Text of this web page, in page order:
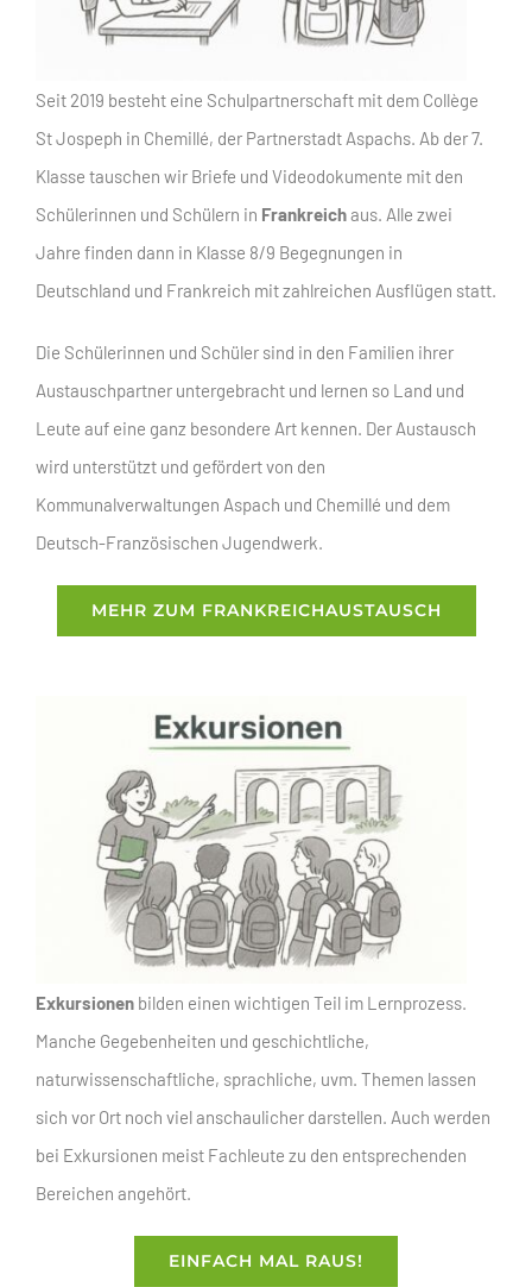
Seit 2019 besteht eine Schulpartnerschaft mit dem Collège
St Jospeph in Chemillé, der Partnerstadt Aspachs. Ab der 7.
Klasse tauschen wir Briefe und Videodokumente mit den
Schülerinnen und Schülern in Frankreichaus. Alle zwei
Jahre finden dann in Klasse 8/9 Begegnungen in
Deutschland und Frankreich mit zahlreichen Ausflügen statt.
Die Schülerinnen und Schüler sind in den Familien ihrer
Austauschpartner untergebracht und lernen so Land und
Leute auf eine ganz besondere Art kennen. Der Austausch
wird unterstützt und gefördert von den
Kommunalverwaltungen Aspach und Chemillé und dem
Deutsch-Französischen Jugendwerk.
MEHR ZUM FRANKREICHAUSTAUSCH
Exkursionen bilden einen wichtigen Teil im Lernprozess.
Manche Gegebenheiten und geschichtliche,
naturwissenschaftliche, sprachliche, uvm. Themen lassen
sich vor Ort noch viel anschaulicher darstellen. Auch werden
bei Exkursionen meist Fachleute zu den entsprechenden
Bereichen angehört.
EINFACH MAL RAUS!